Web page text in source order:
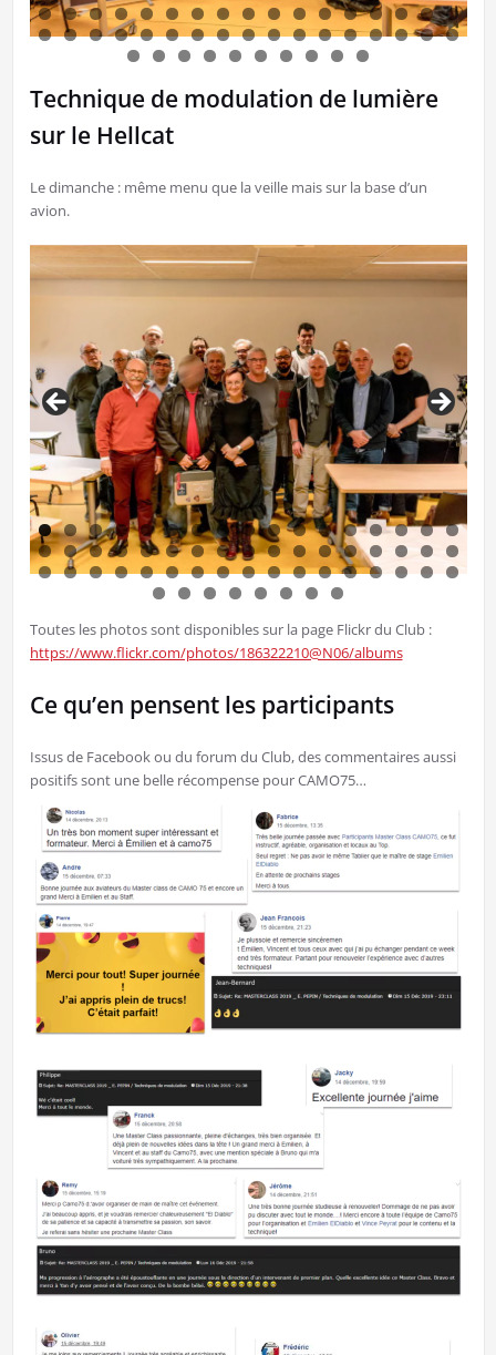
Technique de modulation de lumière
sur le Hellcat
Le dimanche : même menu que la veille mais sur la base d’un
avion.
Toutes les photos sont disponibles sur la page Flickr du Club :
https://www.flickr.com/photos/186322210@N06/albums
Ce qu’en pensent les participants
Issus de Facebook ou du forum du Club, des commentaires aussi
positifs sont une belle récompense pour CAMO75…